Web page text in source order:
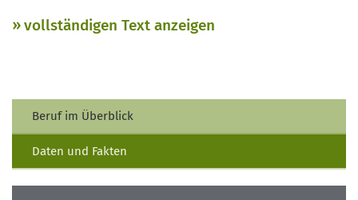
vollständigen Text anzeigen
Beruf im Überblick
Daten und Fakten